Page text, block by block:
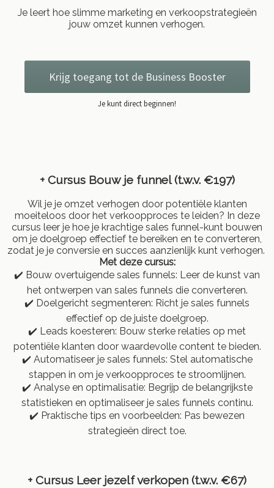
Je leert hoe slimme marketing en verkoopstrategieën
jouw omzet kunnen verhogen.
Krijg toegang tot de Business Booster
Je kunt direct beginnen!
+ CursusBouw je funnel (t.w.v. €197)
Wil je je omzet verhogen door potentiële klanten
moeiteloos door het verkoopproces te leiden? In deze
cursus leer je hoe je krachtige sales funnel-kunt bouwen
om je doelgroep effectief te bereiken en te converteren,
zodat je je conversie en succes aanzienlijk kunt verhogen.
Met deze cursus:
✔️ Bouw overtuigende sales funnels: Leer de kunst van
het ontwerpen van sales funnels die converteren.
✔️ Doelgericht segmenteren: Richt je sales funnels
effectief op de juiste doelgroep.
✔️ Leads koesteren: Bouw sterke relaties op met
potentiële klanten door waardevolle content te bieden.
✔️ Automatiseer je sales funnels: Stel automatische
stappen in om je verkoopproces te stroomlijnen.
✔️ Analyse en optimalisatie: Begrijp de belangrijkste
statistieken en optimaliseer je sales funnels continu.
✔️ Praktische tips en voorbeelden: Pas bewezen
strategieën direct toe.
+ Cursus Leer jezelf verkopen (t.w.v. €67)